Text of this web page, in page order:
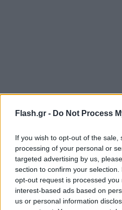
Flash.gr - Do Not Process
If you wish to opt-out of the
processing of your personal or
targeted advertising by us,
section to confirm your
opt-out request is processed you
interest-based ads based on
us or personal information
Μυστικά παντρεύτηκε ο